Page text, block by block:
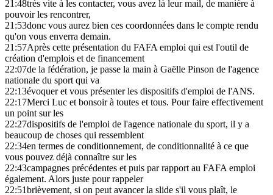
21:48très vite à les contacter, vous avez là leur mail, de manière à
pouvoir les rencontrer,
21:53donc vous aurez bien ces coordonnées dans le compte rendu
qu'on vous enverra demain.
21:57Après cette présentation du FAFA emploi qui est l'outil de
création d'emplois et de financement
22:07de la fédération, je passe la main à Gaëlle Pinson de l'agence
nationale du sport qui va
22:13évoquer et vous présenter les dispositifs d'emploi de l'ANS.
22:17Merci Luc et bonsoir à toutes et tous. Pour faire effectivement
un point sur les
22:27dispositifs de l'emploi de l'agence nationale du sport, il y a
beaucoup de choses qui ressemblent
22:34en termes de conditionnement, de conditionnalité à ce que
vous pouvez déjà connaître sur les
22:43campagnes précédentes et puis par rapport au FAFA emploi
également. Alors juste pour rappeler
22:51brièvement, si on peut avancer la slide s'il vous plaît, le